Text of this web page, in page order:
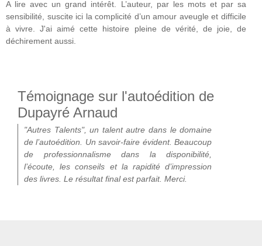
A lire avec un grand intérêt. L’auteur, par les mots et par sa
sensibilité, suscite ici la complicité d’un amour aveugle et difficile
à vivre. J'ai aimé cette histoire pleine de vérité, de joie, de
déchirement aussi.
Témoignage sur l'autoédition de
Dupayré Arnaud
"Autres Talents", un talent autre dans le domaine
de l’autoédition. Un savoir-faire évident. Beaucoup
de professionnalisme dans la disponibilité,
l’écoute, les conseils et la rapidité d’impression
des livres. Le résultat final est parfait. Merci.